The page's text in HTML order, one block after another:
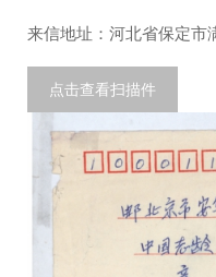
来信地址：河北省保定市